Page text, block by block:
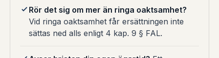
Rör det sig om mer än ringa oaktsamhet?
Vid ringa oaktsamhet får ersättningen inte
sättas ned alls enligt 4 kap. 9 § FAL.